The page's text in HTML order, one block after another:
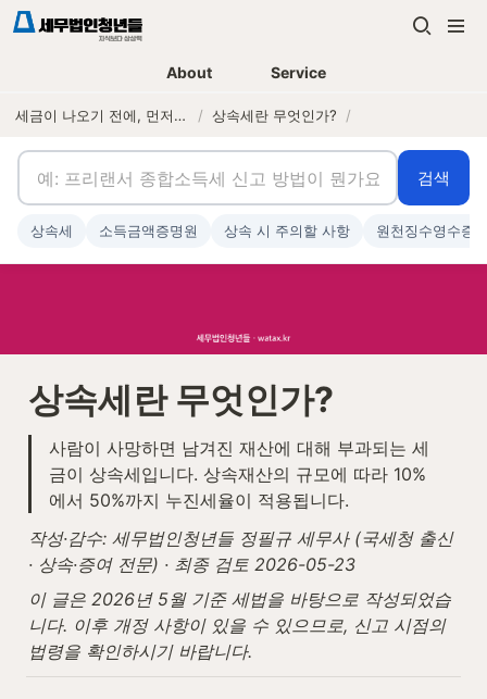
About Service
세금이 나오기 전에, 먼저 연락하는 세무법인 / 상속세란 무엇인가? /
상속세란 무엇인가?
사람이 사망하면 남겨진 재산에 대해 부과되는 세
금이 상속세입니다. 상속재산의 규모에 따라 10%
에서 50%까지 누진세율이 적용됩니다.
작성·감수: 세무법인청년들 정필규 세무사 (국세청 출신
· 상속·증여 전문) · 최종 검토 2026-05-23
이 글은 2026년 5월 기준 세법을 바탕으로 작성되었습
니다. 이후 개정 사항이 있을 수 있으므로, 신고 시점의
법령을 확인하시기 바랍니다.
검색
상속세 소득금액증명원 상속 시 주의할 사항 원천징수영수증